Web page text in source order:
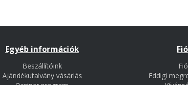
Egyéb információk
Beszállítóink
Ajándékutalvány vásárlás
Eddigi